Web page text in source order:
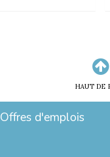
HAUT DE
Offres d'emplois